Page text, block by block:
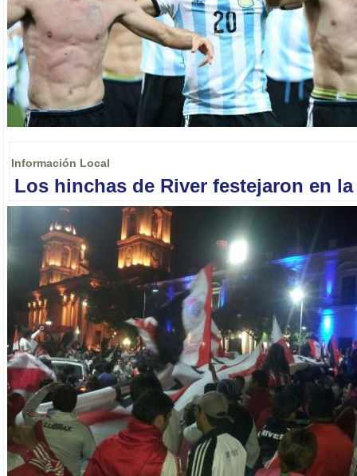
Información Local
Los hinchas de River festejaron en la